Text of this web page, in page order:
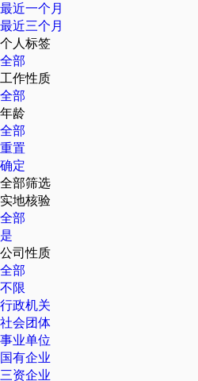
最近一个月
最近三个月
个人标签
全部
工作性质
全部
年龄
全部
重置
确定
全部筛选
实地核验
全部
是
公司性质
全部
不限
行政机关
社会团体
事业单位
国有企业
三资企业